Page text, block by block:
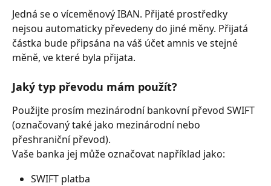
Jedná se o víceměnový IBAN. Přijaté prostředky
nejsou automaticky převedeny do jiné měny. Přijatá
částka bude připsána na váš účet amnis ve stejné
měně, ve které byla přijata.
Jaký typ převodu mám použít?
Použijte prosím mezinárodní bankovní převod SWIFT
(označovaný také jako mezinárodní nebo
přeshraniční převod).
Vaše banka jej může označovat například jako:
SWIFT platba